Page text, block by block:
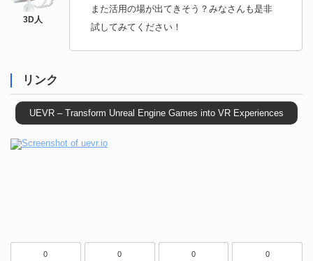
また活用の場が出てきそう？みなさんも是非
試してみてください！
リンク
UEVR – Transform Unreal Engine Games into VR Experiences
0 0 0 0